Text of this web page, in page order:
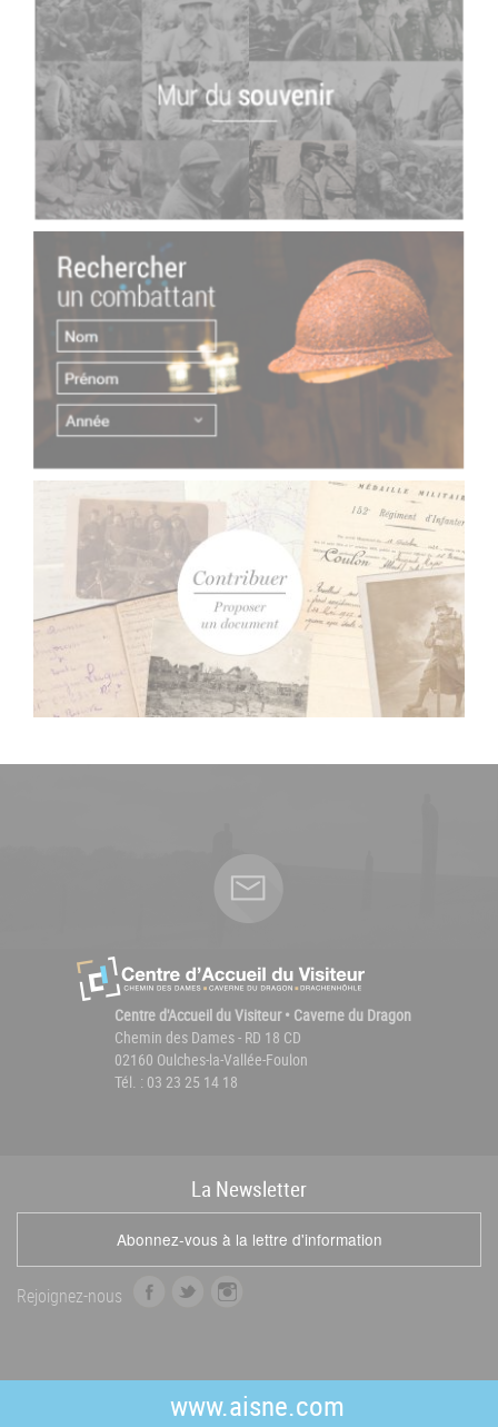
Centre d'Accueil du Visiteur • Caverne du Dragon
Chemin des Dames - RD 18 CD
02160 Oulches-la-Vallée-Foulon
Tél. : 03 23 25 14 18
La Newsletter
Abonnez-vous à la lettre d'information
Rejoignez-nous
b
t
e
a
g
www.aisne.com